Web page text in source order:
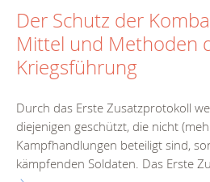
Der Schutz der
Mittel und Methoden
Kriegsführung
Durch das Erste Zusatzprotokoll
diejenigen geschützt, die nicht
Kampfhandlungen beteiligt sind,
kämpfenden Soldaten. Das Erste